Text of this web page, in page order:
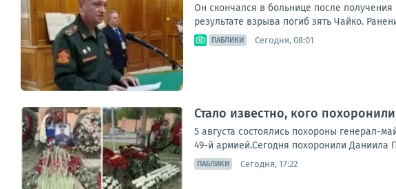
Он скончался в больнице после
результате взрыва погиб зять Чайко.
ПАБЛИКИ Сегодня, 08:01
Стало известно, кого
5 августа состоялись похороны генерал-
49-й армией.Сегодня похоронили Даниила
ПАБЛИКИ Сегодня, 17:22